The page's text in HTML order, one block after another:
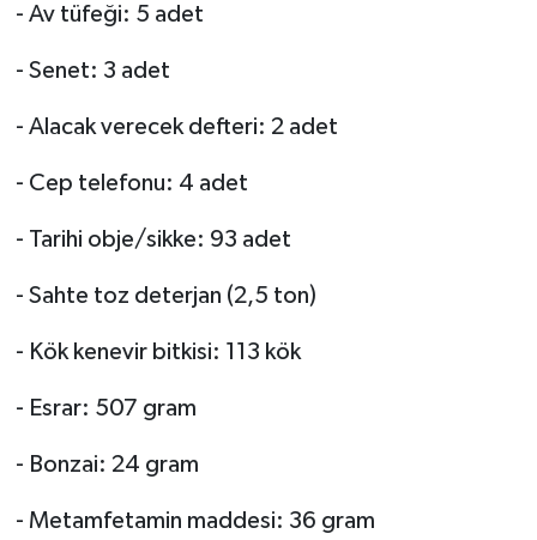
- Av tüfeği: 5 adet
- Senet: 3 adet
- Alacak verecek defteri: 2 adet
- Cep telefonu: 4 adet
- Tarihi obje/sikke: 93 adet
- Sahte toz deterjan (2,5 ton)
- Kök kenevir bitkisi: 113 kök
- Esrar: 507 gram
- Bonzai: 24 gram
- Metamfetamin maddesi: 36 gram